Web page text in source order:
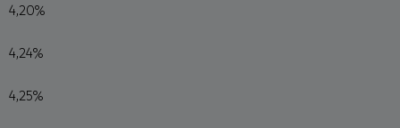
4,20%
4,24%
4,25%